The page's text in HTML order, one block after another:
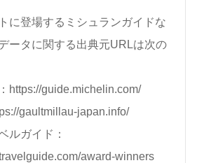
に登場するミシュランガイドな
ータに関する出典元URLは次の
https://guide.michelin.com/
gaultmillau-japan.info/
ルガイド：
award-winners